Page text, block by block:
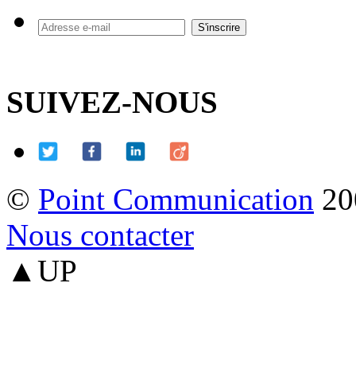
SUIVEZ-NOUS
© Point Communication
Nous contacter
▲UP